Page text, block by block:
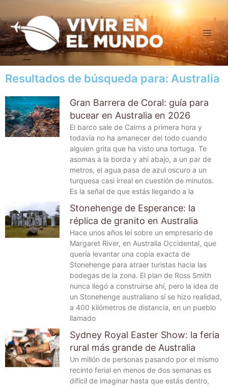
al
contenido
Resultados de búsqueda para: Australia
Gran Barrera de Coral: guía para
bucear en Australia en 2026
El barco sale de Cairns a primera hora y
todavía no ha amanecer del todo cuando
alguien grita que ha visto una tortuga. Te
asomas a la borda y ahí abajo, a un par de
metros, el agua pasa de azul oscuro a un
turquesa casi irreal en cuestión de minutos.
Es la señal de que estás llegando a la
Stonehenge de Esperance: la
réplica de granito en Australia
Hace unos años leí sobre un empresario de
Margaret River, en Australia Occidental, que
quería levantar una copia exacta de
Stonehenge para atraer turistas hacia las
bodegas de la zona. El plan de Ross Smith
nunca llegó a construirse ahí, pero la idea de
un Stonehenge australiano sí se hizo realidad,
a 400 kilómetros de distancia, en un pueblo
llamado
Sydney Royal Easter Show: la feria
rural más grande de Australia
Un millón de personas pasando por el mismo
recinto ferial en menos de dos semanas es
difícil de imaginar hasta que estás dentro,
Página
Página
Página
Página
Página